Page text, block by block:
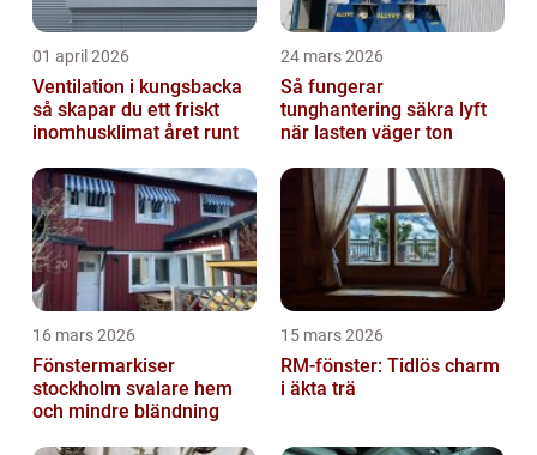
01 april 2026
Ventilation i kungsbacka
så skapar du ett friskt
inomhusklimat året runt
24 mars 2026
Så fungerar
tunghantering säkra lyft
när lasten väger ton
16 mars 2026
Fönstermarkiser
stockholm svalare hem
och mindre bländning
15 mars 2026
RM-fönster: Tidlös charm
i äkta trä